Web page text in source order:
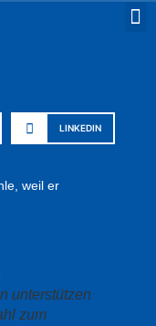
LINKEDIN
weil er
unterstützen
zum